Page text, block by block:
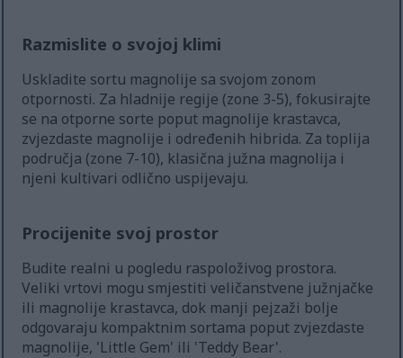
Razmislite o svojoj klimi
Uskladite sortu magnolije sa svojom zonom
otpornosti. Za hladnije regije (zone 3-5), fokusirajte
se na otporne sorte poput magnolije krastavca,
zvjezdaste magnolije i određenih hibrida. Za toplija
područja (zone 7-10), klasična južna magnolija i
njeni kultivari odlično uspijevaju.
Procijenite svoj prostor
Budite realni u pogledu raspoloživog prostora.
Veliki vrtovi mogu smjestiti veličanstvene južnjačke
ili magnolije krastavca, dok manji pejzaži bolje
odgovaraju kompaktnim sortama poput zvjezdaste
magnolije, 'Little Gem' ili 'Teddy Bear'.